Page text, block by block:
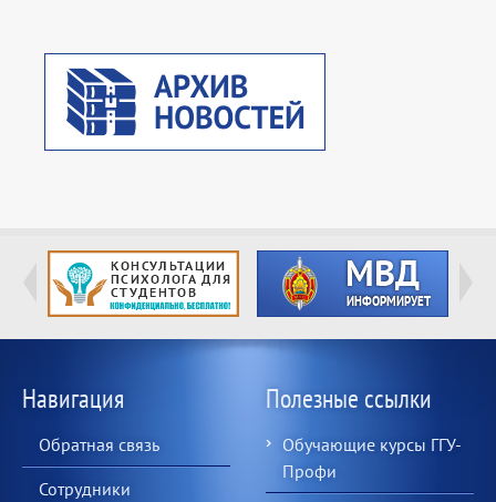
Навигация
Обратная связь
Сотрудники
Полезные ссылки
Обучающие курсы ГГУ-
Профи